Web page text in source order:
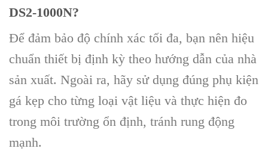
DS2-1000N?
Để đảm bảo độ chính xác tối đa, bạn nên hiệu
chuẩn thiết bị định kỳ theo hướng dẫn của nhà
sản xuất. Ngoài ra, hãy sử dụng đúng phụ kiện
gá kẹp cho từng loại vật liệu và thực hiện đo
trong môi trường ổn định, tránh rung động
mạnh.